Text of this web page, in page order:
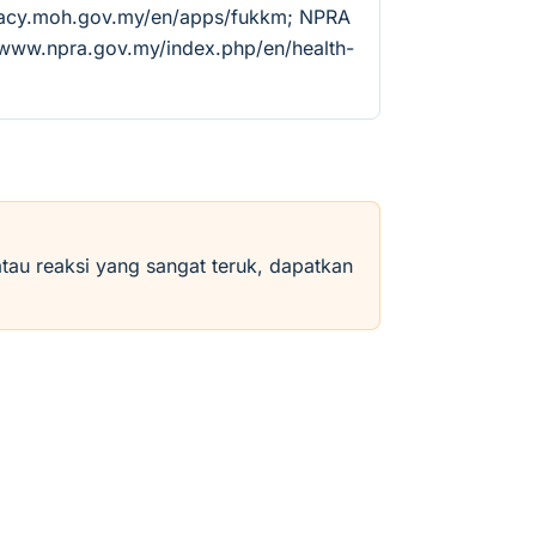
en/apps/fukkm; NPRA
index.php/en/health-
reaksi yang sangat teruk, dapatkan